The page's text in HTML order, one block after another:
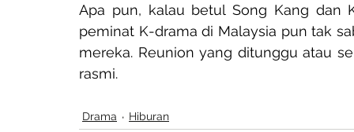
Apa pun, kalau betul Song Kang dan
peminat K-drama di Malaysia pun tak
mereka. Reunion yang ditunggu atau
rasmi.
Drama Hiburan